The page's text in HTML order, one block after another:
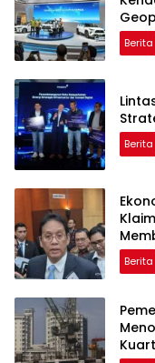
Berita
Berita
Berita